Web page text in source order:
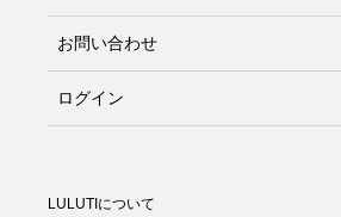
お問い合わせ
ログイン
LULUTIについて